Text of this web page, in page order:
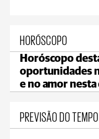
HORÓSCOPO
Horóscopo
oportunidades
e no amor
PREVISÃO DO TEMPO